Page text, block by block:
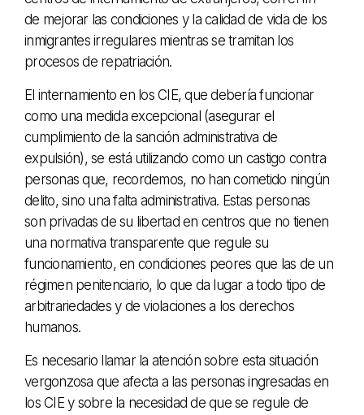
de mejorar las condiciones y la calidad de vida de los
inmigrantes irregulares mientras se tramitan los
procesos de repatriación.
El internamiento en los CIE, que debería funcionar
como una medida excepcional (asegurar el
cumplimiento de la sanción administrativa de
expulsión), se está utilizando como un castigo contra
personas que, recordemos, no han cometido ningún
delito, sino una falta administrativa. Estas personas
son privadas de su libertad en centros que no tienen
una normativa transparente que regule su
funcionamiento, en condiciones peores que las de un
régimen penitenciario, lo que da lugar a todo tipo de
arbitrariedades y de violaciones a los derechos
humanos.
Es necesario llamar la atención sobre esta situación
vergonzosa que afecta a las personas ingresadas en
los CIE y sobre la necesidad de que se regule de